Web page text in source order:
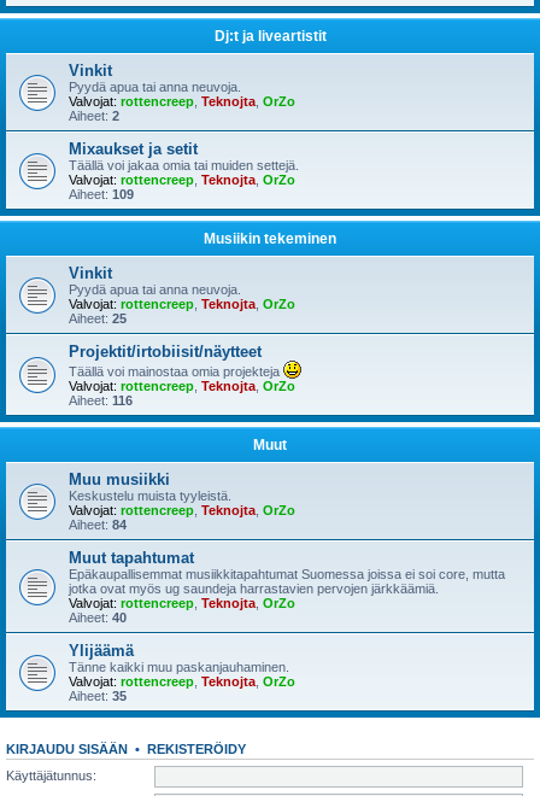
Dj:t ja liveartistit
Vinkit
Pyydä apua tai anna neuvoja.
Valvojat: rottencreep Teknojta OrZo
Aiheet: 2
Mixaukset ja setit
Täällä voi jakaa omia tai muiden settejä.
Valvojat: rottencreep Teknojta OrZo
Aiheet: 109
Musiikin tekeminen
Vinkit
Pyydä apua tai anna neuvoja.
Valvojat: rottencreep Teknojta OrZo
Aiheet: 25
Projektit/irtobiisit/näytteet
Täällä voi mainostaa omia projekteja
Valvojat: rottencreep Teknojta OrZo
Aiheet: 116
Muut
Muu musiikki
Keskustelu muista tyyleistä.
Valvojat: rottencreep Teknojta OrZo
Aiheet: 84
Muut tapahtumat
Epäkaupallisemmat musiikkitapahtumat Suomessa joissa ei soi core, mutta
jotka ovat myös ug saundeja harrastavien pervojen järkkäämiä.
Valvojat: rottencreep Teknojta OrZo
Aiheet: 40
Ylijäämä
Tänne kaikki muu paskanjauhaminen.
Valvojat: rottencreep Teknojta OrZo
Aiheet: 35
KIRJAUDU SISÄÄN • REKISTERÖIDY
Käyttäjätunnus: